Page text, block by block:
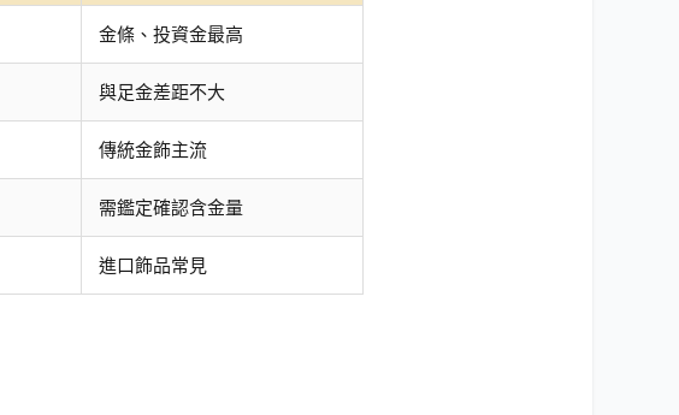
金條、投資金最高
與足金差距不大
傳統金飾主流
需鑑定確認含金量
進口飾品常見